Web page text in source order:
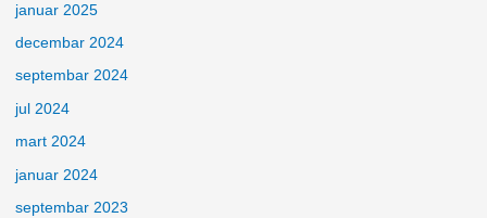
januar 2025
decembar 2024
septembar 2024
jul 2024
mart 2024
januar 2024
septembar 2023